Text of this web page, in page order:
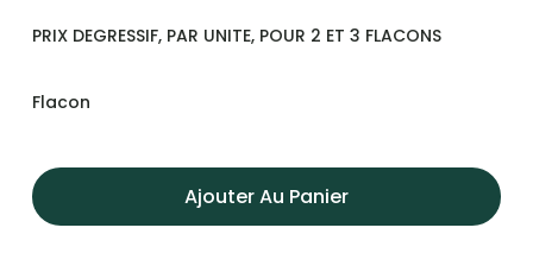
PRIX DEGRESSIF, PAR UNITE, POUR 2 ET 3 FLACONS
Flacon
Ajouter Au Panier